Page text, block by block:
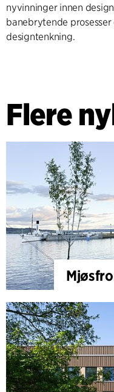
nyvinninger innen
banebrytende
designtenkning.
Flere